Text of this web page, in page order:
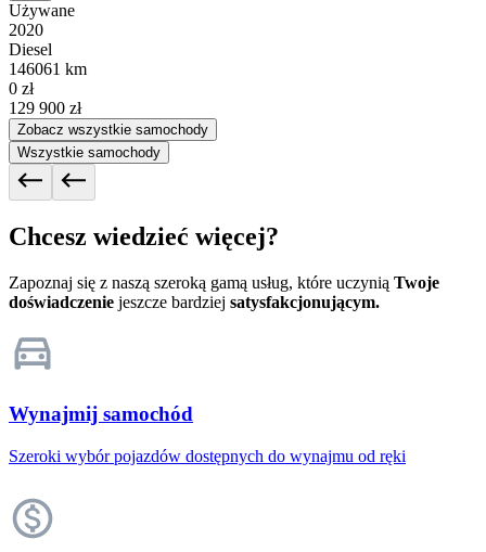
Używane
2020
Diesel
146061 km
0 zł
129 900 zł
Zobacz wszystkie samochody
Wszystkie samochody
Chcesz wiedzieć więcej?
Zapoznaj się z naszą szeroką gamą usług, które uczynią Twoje
doświadczenie jeszcze bardziej satysfakcjonującym.
Wynajmij samochód
Szeroki wybór pojazdów dostępnych do wynajmu od ręki